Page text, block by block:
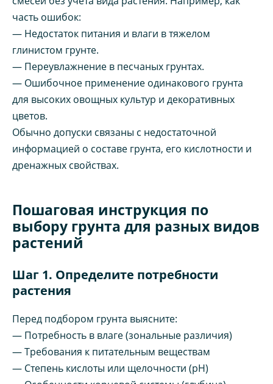
часть ошибок:
— Недостаток питания и влаги в тяжелом
глинистом грунте.
— Переувлажнение в песчаных грунтах.
— Ошибочное применение одинакового грунта
для высоких овощных культур и декоративных
цветов.
Обычно допуски связаны с недостаточной
информацией о составе грунта, его кислотности и
дренажных свойствах.
Пошаговая инструкция по
выбору грунта для разных видов
растений
Шаг 1. Определите потребности
растения
Перед подбором грунта выясните:
— Потребность в влаге (зональные различия)
— Требования к питательным веществам
— Степень кислоты или щелочности (pH)